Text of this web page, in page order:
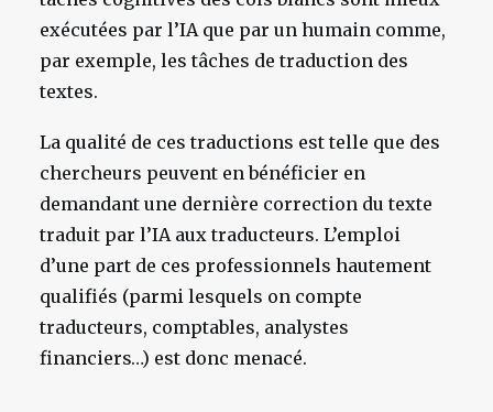
exécutées par l’IA que par un humain comme,
par exemple, les tâches de traduction des
textes.
La qualité de ces traductions est telle que des
chercheurs peuvent en bénéficier en
demandant une dernière correction du texte
traduit par l’IA aux traducteurs. L’emploi
d’une part de ces professionnels hautement
qualifiés (parmi lesquels on compte
traducteurs, comptables, analystes
financiers…) est donc menacé.